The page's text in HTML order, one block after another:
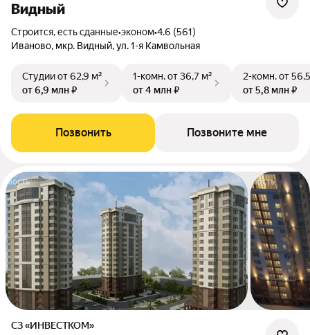
Видный
Строится, есть сданные•эконом•4.6 (561)
Иваново, мкр. Видный, ул. 1-я Камвольная
Студииот 62,9 м²
от 6,9 млн ₽
1-комн.от 36,7 м²
от 4 млн ₽
2-комн.от
от 5,8 млн ₽
Позвонить Позвоните мне
СЗ «ИНВЕСТКОМ»